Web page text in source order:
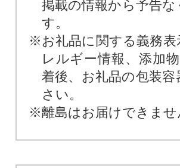
掲載の情報から予告
す。
※お礼品に関する義務表
レルギー情報、添加
着後、お礼品の包装
さい。
※離島はお届けできませ